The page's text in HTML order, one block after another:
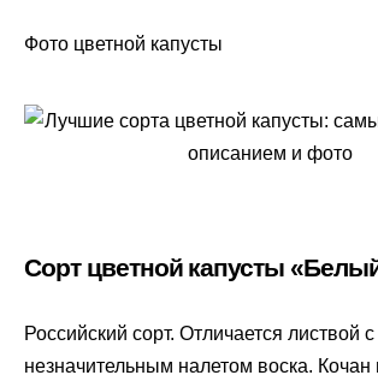
Фото цветной капусты
Сорт цветной капусты
Российский сорт. Отличается листвой с
незначительным налетом воска.